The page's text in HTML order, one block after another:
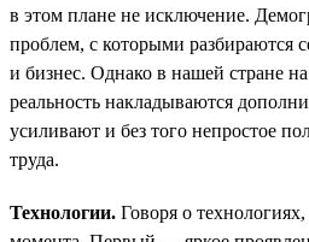
в этом плане не исключение.
проблем, с которыми разбираются
и бизнес. Однако в нашей стране
реальность накладываются
усиливают и без того непростое
труда.
Технологии. Говоря о